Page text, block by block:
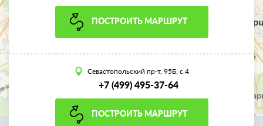
ПОСТРОИТЬ МАРШРУТ
Севастопольский пр-т, 95Б, с.4
+7 (499) 495-37-64
ПОСТРОИТЬ МАРШРУТ